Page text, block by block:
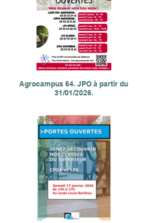
Agrocampus 64. JPO à partir du
31/01/2026.